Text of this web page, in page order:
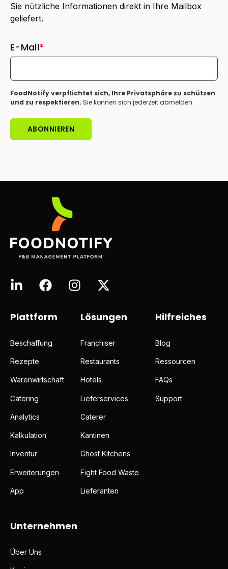
Sie nützliche Informationen direkt in Ihre Mailbox
geliefert.
E-Mail*
FoodNotify verpflichtet sich, Ihre Privatsphäre zu schützen
und zu respektieren. Sie können sich jederzeit abmelden.
Plattform
Beschaffung
Rezepte
Warenwirtschaft
Catering
Analytics
Kalkulation
Inventur
Erweiterungen
App
Lösungen
Franchiser
Restaurants
Hotels
Lieferservices
Caterer
Kantinen
Ghost Kitchens
Fight Food Waste
Lieferanten
Hilfreiches
Blog
Ressourcen
FAQs
Support
Unternehmen
Über Uns